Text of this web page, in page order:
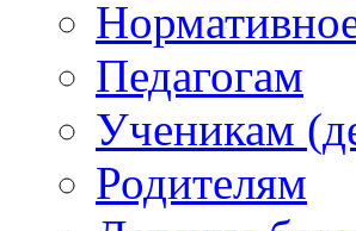
Педагогам
Ученикам
Родителям